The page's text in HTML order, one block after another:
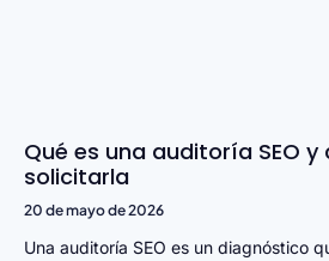
Qué es una auditoría SEO
solicitarla
20 de mayo de 2026
Una auditoría SEO es un diagnóstico